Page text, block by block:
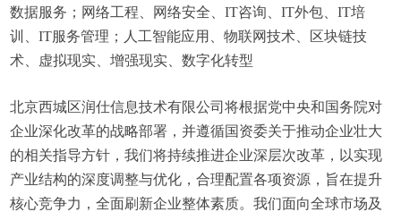
数据服务；网络工程、网络安全、IT咨询、IT外包、IT培
训、IT服务管理；人工智能应用、物联网技术、区块链技
术、虚拟现实、增强现实、数字化转型
北京西城区润仕信息技术有限公司将根据党中央和国务院对
企业深化改革的战略部署，并遵循国资委关于推动企业壮大
的相关指导方针，我们将持续推进企业深层次改革，以实现
产业结构的深度调整与优化，合理配置各项资源，旨在提升
核心竞争力，全面刷新企业整体素质。我们面向全球市场及